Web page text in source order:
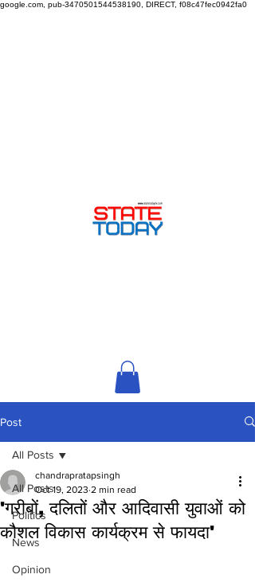
google.com, pub-3470501544538190, DIRECT, f08c47fec0942fa0
Post
All Posts
Politics
News
Opinion
All Posts
'गरीबों, दलितों और आदिवासी युवाओं को
कौशल विकास कार्यक्रम से फायदा'
chandrapratapsingh
Oct 19, 2023 2 min read